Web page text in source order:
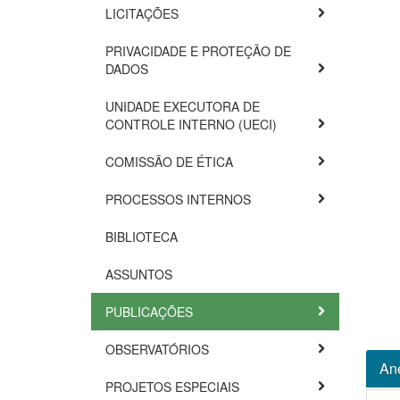
LICITAÇÕES
PRIVACIDADE E PROTEÇÃO DE
DADOS
UNIDADE EXECUTORA DE
CONTROLE INTERNO (UECI)
COMISSÃO DE ÉTICA
PROCESSOS INTERNOS
BIBLIOTECA
ASSUNTOS
PUBLICAÇÕES
OBSERVATÓRIOS
PROJETOS ESPECIAIS